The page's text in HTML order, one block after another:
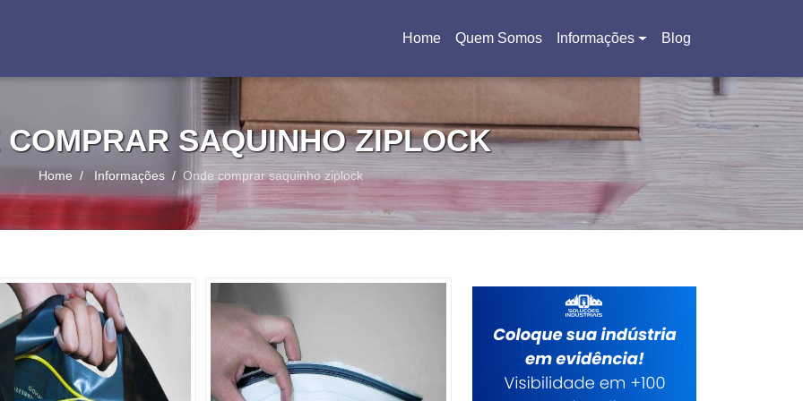
Home
(current)
Quem Somos Informações Blog
COMPRAR SAQUINHO ZIPLOCK
Home Informações Onde comprar saquinho ziplock